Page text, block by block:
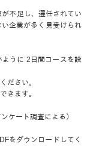
不足し、選任されてい
企業が多く見受けられ
うに 2日間コースを設
ださい。
きます。
ケート調査による）
をダウンロードしてく